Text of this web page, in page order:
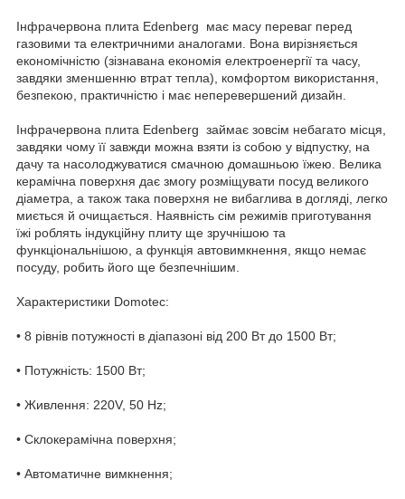
Інфрачервона плита Edenberg має масу переваг перед
газовими та електричними аналогами. Вона вирізняється
економічністю (зізнавана економія електроенергії та часу,
завдяки зменшенню втрат тепла), комфортом використання,
безпекою, практичністю і має неперевершений дизайн.
Інфрачервона плита Edenberg займає зовсім небагато місця,
завдяки чому її завжди можна взяти із собою у відпустку, на
дачу та насолоджуватися смачною домашньою їжею. Велика
керамічна поверхня дає змогу розміщувати посуд великого
діаметра, а також така поверхня не вибаглива в догляді, легко
миється й очищається. Наявність сім режимів приготування
їжі роблять індукційну плиту ще зручнішою та
функціональнішою, а функція автовимкнення, якщо немає
посуду, робить його ще безпечнішим.
Характеристики Domotec:
• 8 рівнів потужності в діапазоні від 200 Вт до 1500 Вт;
• Потужність: 1500 Вт;
• Живлення: 220V, 50 Hz;
• Склокерамічна поверхня;
• Автоматичне вимкнення;